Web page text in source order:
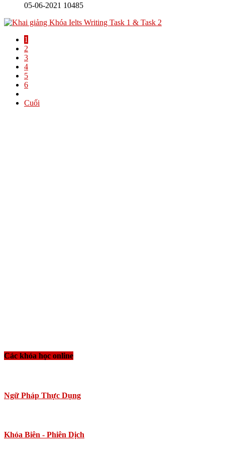
05-06-2021 10485
1
2
3
4
5
6
Cuối
Các khóa học online
Ngữ Pháp Thực Dụng
Khóa Biên - Phiên Dịch